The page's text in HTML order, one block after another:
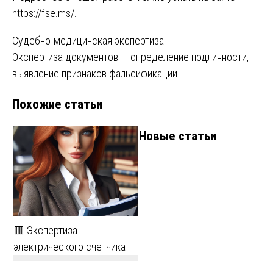
https://fse.ms/
Навигация
по
Судебно-медицинская экспертиза
Экспертиза документов — определение подлинности,
выявление признаков фальсификации
Похожие статьи
🟥 Экспертиза
электрического счетчика
Новые статьи